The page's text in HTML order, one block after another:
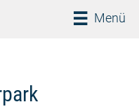
Menü
Menü